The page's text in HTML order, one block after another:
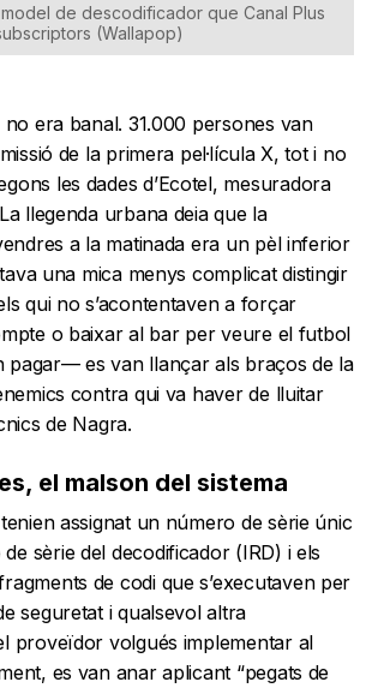
de descodificador que Canal Plus
(Wallapop)
era banal. 31.000 persones van
de la primera pel·lícula X, tot i no
les dades d’Ecotel, mesuradora
llegenda urbana deia que la
a la matinada era un pèl inferior
una mica menys complicat distingir
qui no s’acontentaven a forçar
o baixar al bar per veure el futbol
es van llançar als braços de la
contra qui va haver de lluitar
de Nagra.
el malson del sistema
assignat un número de sèrie únic
sèrie del decodificador (IRD) i els
de codi que s’executaven per
seguretat i qualsevol altra
proveïdor volgués implementar al
es van anar aplicant “pegats de